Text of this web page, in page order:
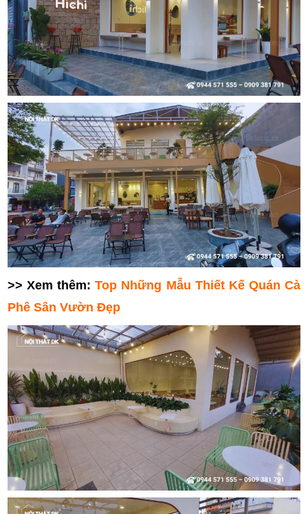
>> Xem thêm:Top Những Mẫu Thiết Kế Quán Cà
Phê Sân Vườn Đẹp